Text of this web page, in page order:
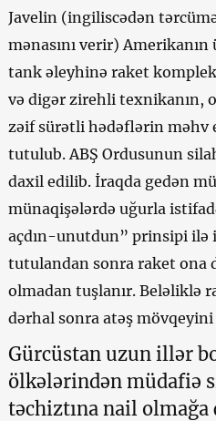
Javelin (ingiliscədən
mənasını verir) Amerikanın
tank əleyhinə raket
və digər zirehli texnikanın,
zəif sürətli hədəflərin məhv
tutulub. ABŞ Ordusunun
daxil edilib. İraqda gedən
münaqişələrdə uğurla
açdın-unutdun” prinsipi ilə
tutulandan sonra raket ona
olmadan tuşlanır. Beləliklə
dərhal sonra atəş
Gürcüstan uzun illər
ölkələrindən müdafiə
təchiztına nail olmağa